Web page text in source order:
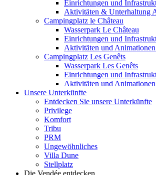
Einrichtungen und
Aktivitäten & Unterhaltung
Campingplatz le Château
Wasserpark Le Château
Einrichtungen und
Aktivitäten und
Campingplatz Les Genêts
Wasserpark Les Genêts
Einrichtungen und
Aktivitäten und
Unsere Unterkünfte
Entdecken Sie unsere Unterkünfte
Privilege
Komfort
Tribu
PRM
Ungewöhnliches
Villa Dune
Stellplatz
Die Vendée entdecken